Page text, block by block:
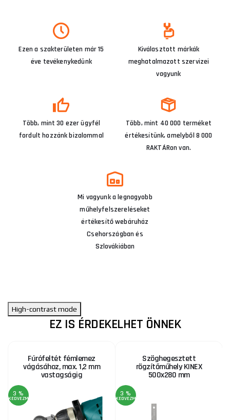
Ezen a szakterületen már 15
éve tevékenykedünk
Kiválasztott márkák
meghatalmazott szervizei
vagyunk
Több, mint 30 ezer ügyfél
fordult hozzánk bizalommal
Több, mint 40 000 terméket
értékesítünk, amelyből 8 000
RAKTÁRon van.
Mi vagyunk a legnagyobb
műhelyfelszereléseket
értékesítő webáruház
Csehországban és
Szlovákiában
High-contrast mode
EZ IS ÉRDEKELHET ÖNNEK
Fúrófeltét fémlemez
vágásához, max. 1,2 mm
vastagságig
3 %
KEDVEZMÉNY
Szöghegesztett
rögzítőműhely KINEX
500x280 mm
3 %
KEDVEZMÉNY